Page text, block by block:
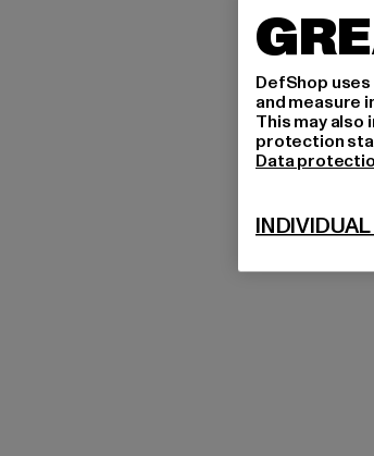
DefShop
and measure
This may also
protection
Data